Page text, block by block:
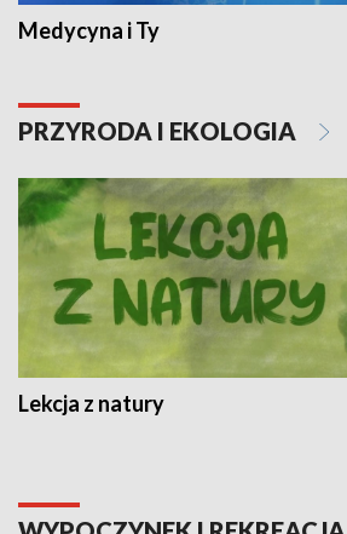
Medycyna i Ty
PRZYRODA I EKOLOGIA
Lekcja z natury